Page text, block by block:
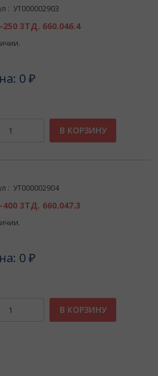
: УТ000002903
3ТД. 660.046.4
0 ₽
В КОРЗИНУ
: УТ000002904
3ТД. 660.047.3
0 ₽
В КОРЗИНУ